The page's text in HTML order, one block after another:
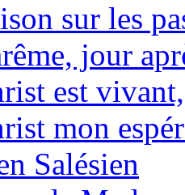
sur les
jour
est
mon
Salésien